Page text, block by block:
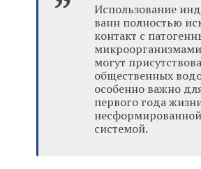
Использование
ванн полностью
контакт с
могут
общественных
особенно важно
первого года
системой.